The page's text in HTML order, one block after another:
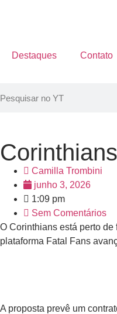
Destaques Contato
Camilla Trombini
junho 3, 2026
1:09 pm
Sem Comentários
O Corinthians está perto
plataforma Fatal Fans
A proposta prevê um